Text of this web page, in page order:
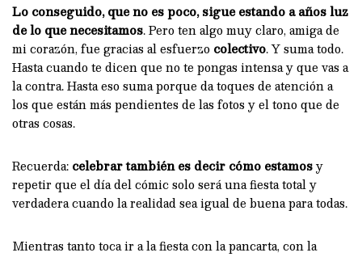
Lo conseguido, que no es poco, sigue estando a años luz
de lo que necesitamos. Pero ten algo muy claro, amiga de
mi corazón, fue gracias al esfuerzo colectivo. Y suma todo.
Hasta cuando te dicen que no te pongas intensa y que vas a
la contra. Hasta eso suma porque da toques de atención a
los que están más pendientes de las fotos y el tono que de
otras cosas.
Recuerda: celebrar también es decir cómo estamosy
repetir que el día del cómic solo será una fiesta total y
verdadera cuando la realidad sea igual de buena para todas.
Mientras tanto toca ir a la fiesta con la pancarta, con la